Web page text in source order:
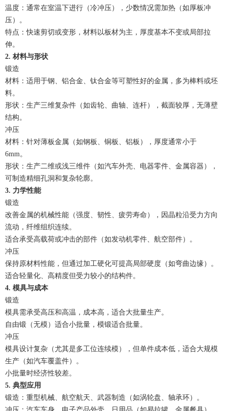
温度：通常在室温下进行（冷冲压），少数情况需加热（如厚板冲
压）。
特点：快速剪切或变形，材料以板材为主，厚度基本不变或局部拉
伸。
2. 材料与形状
锻造
材料：适用于钢、铝合金、钛合金等可塑性好的金属，多为棒料或坯
料。
形状：生产三维复杂件（如齿轮、曲轴、连杆），截面较厚，无薄壁
结构。
冲压
材料：针对薄板金属（如钢板、铜板、铝板），厚度通常小于
6mm。
形状：生产二维或浅三维件（如汽车外壳、电器零件、金属容器），
可制造精细孔洞和复杂轮廓。
3. 力学性能
锻造
改善金属的机械性能（强度、韧性、疲劳寿命），因晶粒沿受力方向
流动，纤维组织连续。
适合承受高载荷或冲击的部件（如发动机零件、航空部件）。
冲压
保持原材料性能，但通过加工硬化可提高局部硬度（如弯曲边缘）。
适合轻量化、高精度但受力较小的结构件。
4. 模具与成本
锻造
模具需承受高压和高温，成本高，适合大批量生产。
自由锻（无模）适合小批量，模锻适合批量。
冲压
模具设计复杂（尤其是多工位连续模），但单件成本低，适合大规模
生产（如汽车覆盖件）。
小批量时经济性较差。
5. 典型应用
锻造：重型机械、航空航天、武器制造（如涡轮盘、轴承环）。